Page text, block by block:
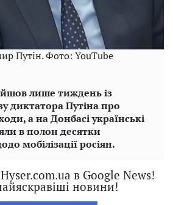
Путін. Фото: YouTube
лише тиждень із
диктатора Путіна про
а на Донбасі українські
в полон десятки
мобілізації росіян.
в Google News!
новини!